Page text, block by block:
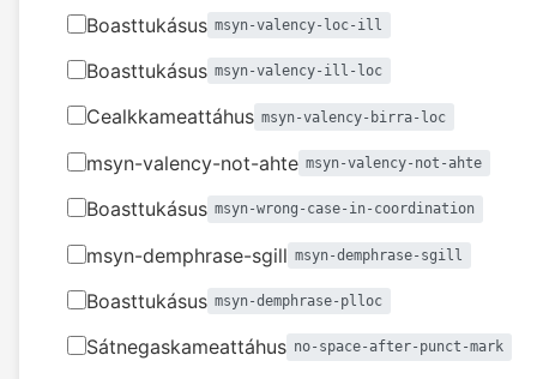
Boasttukásus msyn-valency-loc-ill
Boasttukásus msyn-valency-ill-loc
Cealkkameattáhus msyn-valency-birra-loc
msyn-valency-not-ahte msyn-valency-not-ahte
Boasttukásus msyn-wrong-case-in-coordination
msyn-demphrase-sgill msyn-demphrase-sgill
Boasttukásus msyn-demphrase-plloc
Sátnegaskameattáhus no-space-after-punct-mark